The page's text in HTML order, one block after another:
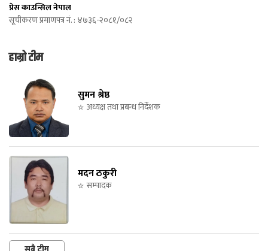
प्रेस काउन्सिल नेपाल
सूचीकरण प्रमाणपत्र नं. : ४७३६-२०८१/०८२
हाम्रो टीम
सुमन श्रेष्ठ
अध्यक्ष तथा प्रबन्ध निर्देशक
मदन ठकुरी
सम्पादक